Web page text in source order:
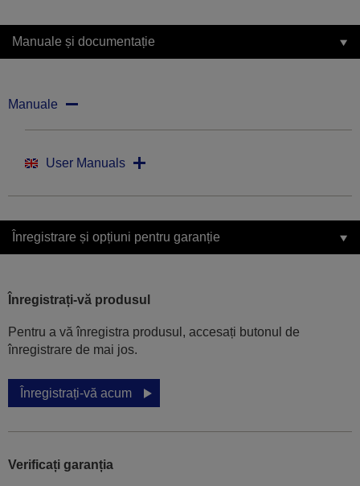
Manuale și documentație
Manuale
User Manuals
Înregistrare și opțiuni pentru garanție
Înregistrați-vă produsul
Pentru a vă înregistra produsul, accesați butonul de
înregistrare de mai jos.
Înregistrați-vă acum
Verificați garanția